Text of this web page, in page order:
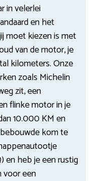
in velerlei
en het
moet kiezen is met
van de motor, je
kilometers. Onze
zoals Michelin
zit, een
flinke motor in je
10.000 KM en
kom te
en heb je een rustig
voor een